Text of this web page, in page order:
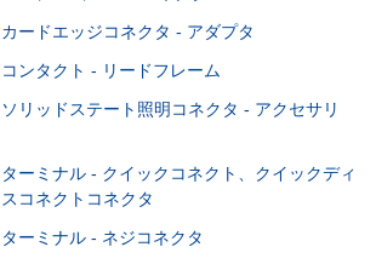
カードエッジコネクタ - アダプタ
コンタクト - リードフレーム
ソリッドステート照明コネクタ - アクセサリ
ターミナル - クイックコネクト、クイックディ
スコネクトコネクタ
ターミナル - ネジコネクタ